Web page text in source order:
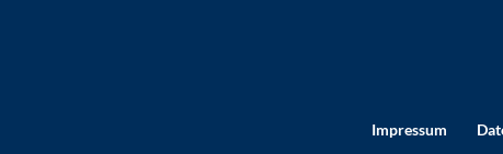
Impressum